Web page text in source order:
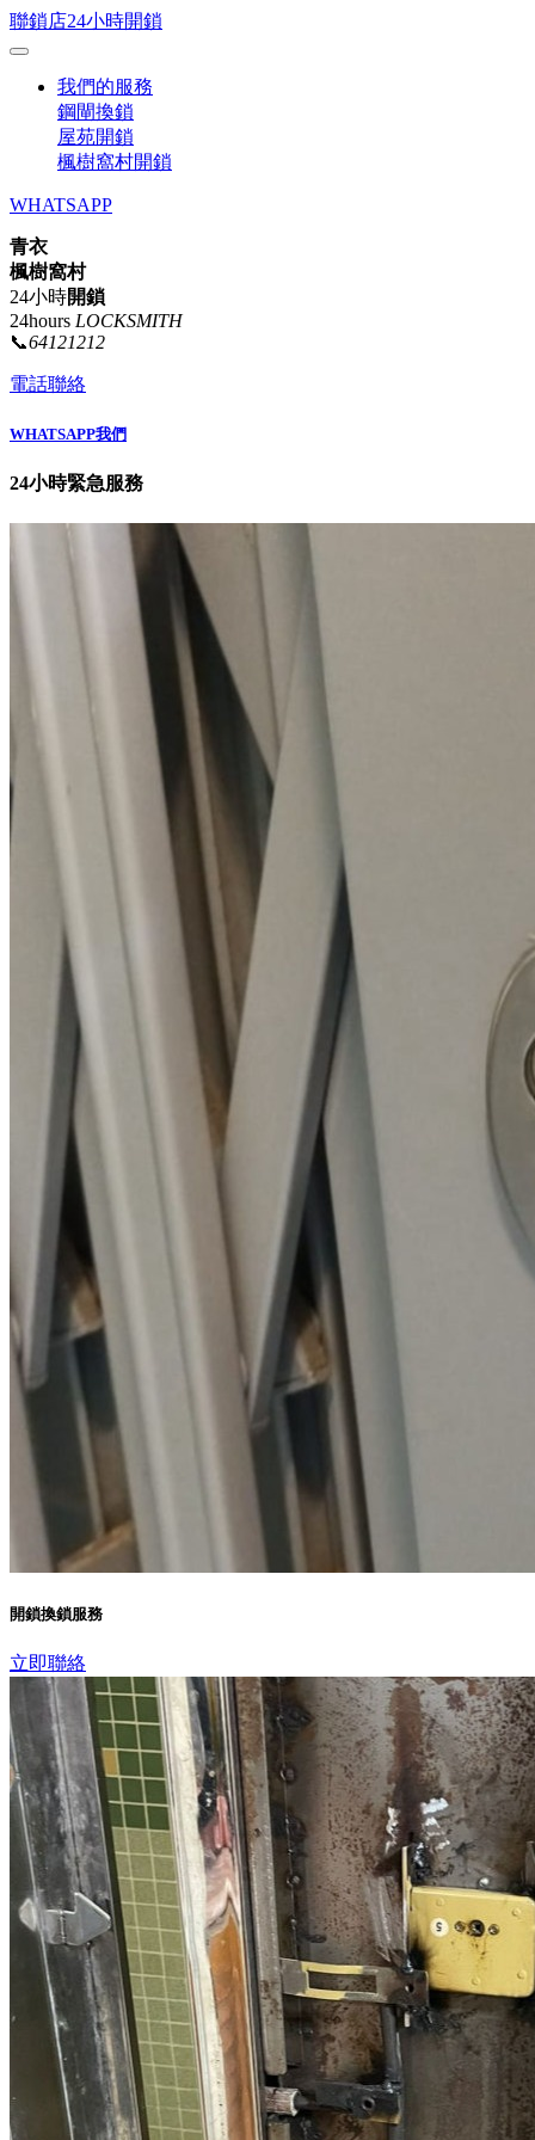
聯鎖店24小時開鎖
我們的服務
鋼閘換鎖
屋苑開鎖
楓樹窩村開鎖
WHATSAPP
青衣
楓樹窩村
24小時開鎖
24hours LOCKSMITH
📞64121212
電話聯絡
WHATSAPP我們
24小時緊急服務
開鎖換鎖服務
立即聯絡